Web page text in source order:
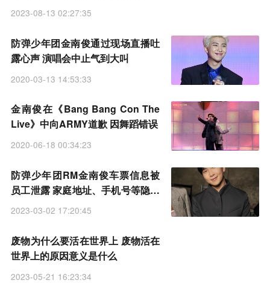
2023-08-13 02:27:35
防弹少年团金南俊通过现场直播吐
露心声 演唱会中止气到大叫
2020-03-13 14:53:33
金南俊在《Bang Bang Con The
Live》中向ARMY道歉 因舞蹈错误
2020-06-18 00:34:23
防弹少年团RM金南俊车票信息被
员工泄露 家庭地址、手机号等隐私
情报
2023-03-02 17:20:45
废物为什么要活在世界上 废物活在
世界上的原因意义是什么
2023-05-21 16:23:34